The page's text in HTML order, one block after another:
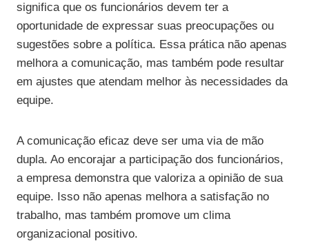
significa que os funcionários devem ter a
oportunidade de expressar suas preocupações ou
sugestões sobre a política. Essa prática não apenas
melhora a comunicação, mas também pode resultar
em ajustes que atendam melhor às necessidades da
equipe.
A comunicação eficaz deve ser uma via de mão
dupla. Ao encorajar a participação dos funcionários,
a empresa demonstra que valoriza a opinião de sua
equipe. Isso não apenas melhora a satisfação no
trabalho, mas também promove um clima
organizacional positivo.